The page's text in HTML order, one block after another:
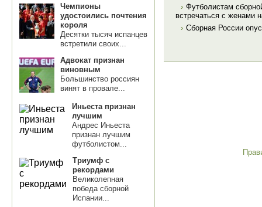
Чемпионы
удостоились почтения
короля
Десятки тысяч испанцев
встретили своих...
Адвокат признан
виновным
Большинство россиян
винят в провале...
Иньеста признан
лучшим
Андрес Иньеста
признан лучшим
футболистом...
Триумф с
рекордами
Великолепная
победа сборной
Испании...
› Футболистам
встречаться с женами
› Сборная России